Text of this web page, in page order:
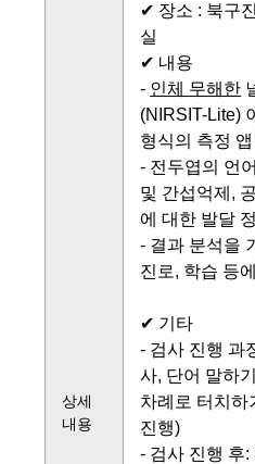
상세
내용
✔ 장소 : 북구
실
✔ 내용
- 인체 무해한
(NIRSIT-Lite)
형식의 측정
- 전두엽의 언
및 간섭억제,
에 대한 발달
- 결과 분석을
진로, 학습 등
✔ 기타
- 검사 진행 과
사, 단어 말하
차례로 터치하
진행)
- 검사 진행 후